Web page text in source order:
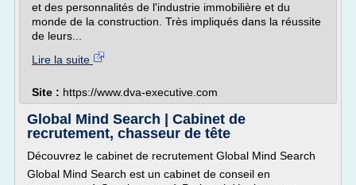
et des personnalités de l'industrie immobilière et du
monde de la construction. Très impliqués dans la réussite
de leurs...
Lire la suite
Site : https://www.dva-executive.com
Global Mind Search | Cabinet de
recrutement, chasseur de tête
Découvrez le cabinet de recrutement Global Mind Search
Global Mind Search est un cabinet de conseil en